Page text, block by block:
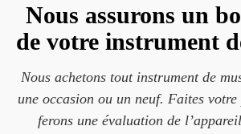
Nous assurons un
de votre instrument
Nous achetons tout instrument de
une occasion ou un neuf. Faites
ferons une évaluation de